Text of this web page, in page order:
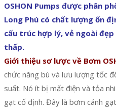
OSHON Pumps được phân
Long Phú có chất lượng ổn
cấu trúc hợp lý, vẻ ngoài
thấp.
Giới thiệu sơ lược về Bơm
chức năng bù và lưu lượng tốc
suất. Nó ít bị mất điện và tỏa
gạt cố định. Đây là bơm cánh